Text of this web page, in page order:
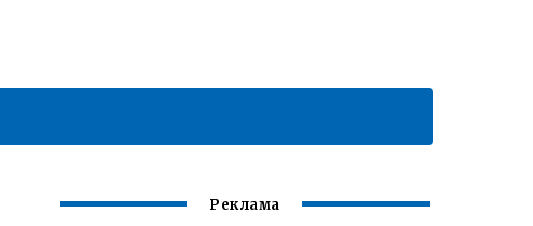
Реклама